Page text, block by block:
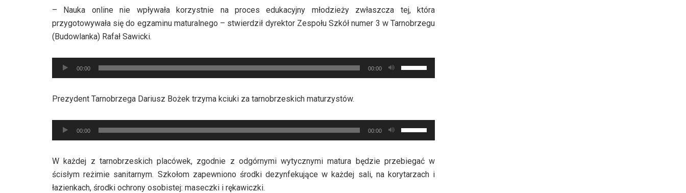
lub
zmniejszyć
góry
oraz
aby
zwiększyć
głośność.
– Nauka online nie wpływała korzystnie na proces edukacyjny młodzieży zwłaszcza tej, która
przygotowywała się do egzaminu maturalnego – stwierdził dyrektor Zespołu Szkół numer 3 w Tarnobrzegu
(Budowlanka) Rafał Sawicki.
Odtwarzacz
plików
00:00 00:00
strzałek
do
dołu
aby
zwiększyć
Prezydent Tarnobrzega Dariusz Bożek trzyma kciuki za tarnobrzeskich maturzystów.
Odtwarzacz
plików
00:00 00:00
strzałek
góry
oraz
W każdej z tarnobrzeskich placówek, zgodnie z odgórnymi wytycznymi matura będzie przebiegać w
ścisłym reżimie sanitarnym. Szkołom zapewniono środki dezynfekujące w każdej sali, na korytarzach i
łazienkach, środki ochrony osobistej: maseczki i rękawiczki.